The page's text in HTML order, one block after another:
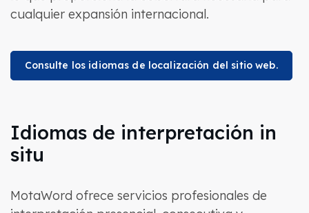
cualquier expansión internacional.
Consulte los idiomas de localización del sitio web.
Idiomas de interpretación in
situ
MotaWord ofrece servicios profesionales de